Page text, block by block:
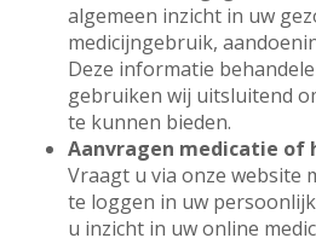
algemeen inzicht in uw
medicijngebruik,
Deze informatie
gebruiken wij uitsluitend
te kunnen bieden.
Aanvragen medicatie of
Vraagt u via onze website
te loggen in uw
u inzicht in uw online